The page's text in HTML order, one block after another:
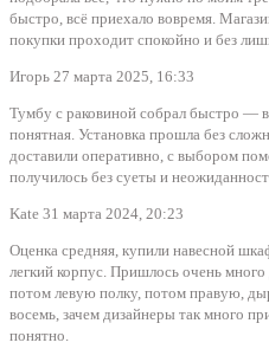
быстро, всё приехало вовремя.
покупки проходит спокойно и без
Игорь 27 марта 2025, 16:33
Тумбу с раковиной собрал быстро —
понятная. Установка прошла без
доставили оперативно, с выбором
получилось без суеты и
Kate 31 марта 2024, 20:23
Оценка средняя, купили навесной
легкий корпус. Пришлось очень много
потом левую полку, потом правую,
восемь, зачем дизайнеры так много
понятно.